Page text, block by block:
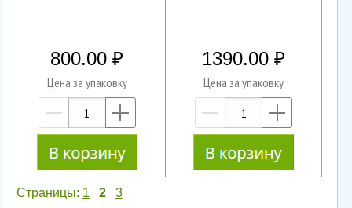
800.00
Цена за упаковку
—
1390.00
Цена за упаковку
—
Страницы: 1 2 3